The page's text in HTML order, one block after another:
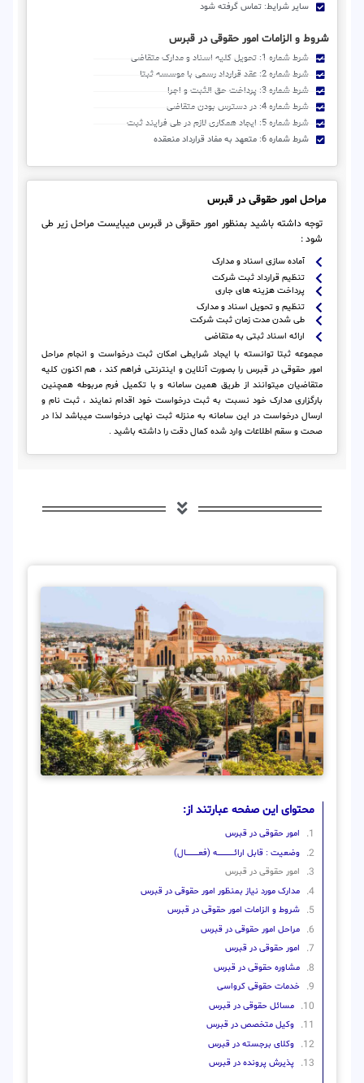
سایر شرایط: تماس گرفته شود
شروط و الزامات امور حقوقی در قبرس
شرط شماره 1: تحویل کلیه اسناد و مدارک متقاضی
شرط شماره 2: عقد قرارداد رسمی با موسسه ثبتا
شرط شماره 3: پرداخت حق الثبت و اجرا
شرط شماره 4: در دسترس بودن متقاضی
شرط شماره 5: ایجاد همکاری لازم در طی فرایند ثبت
شرط شماره 6: متعهد به مفاد قرارداد منعقده
مراحل امور حقوقی در قبرس
توجه داشته باشید بمنظور امور حقوقی در قبرس میبایست مراحل زیر طی
شود :
آماده سازی اسناد و مدارک
تنظیم قرارداد ثبت شرکت
پرداخت هزینه های جاری
تنظیم و تحویل اسناد و مدارک
طی شدن مدت زمان ثبت شرکت
ارائه اسناد ثبتی به متقاضی
مجموعه ثبتا توانسته با ایجاد شرایطی امکان ثبت درخواست و انجام مراحل
امور حقوقی در قبرس را بصورت آنلاین و اینترنتی فراهم کند ، هم اکنون کلیه
متقاضیان میتوانند از طریق همین سامانه و با تکمیل فرم مربوطه همچنین
بارگزاری مدارک خود نسبت به ثبت درخواست خود اقدام نمایند ، ثبت نام و
ارسال درخواست در این سامانه به منزله ثبت نهایی درخواست میباشد لذا در
صحت و سقم اطلاعات وارد شده کمال دقت را داشته باشید .
محتوای این صفحه عبارتند از:
امور حقوقی در قبرس
وضعیت : قابل ارائــــــــــــــــــــه (فعـــــــــــــــال)
امور حقوقی در قبرس
مدارک مورد نیاز بمنظور امور حقوقی در قبرس
شروط و الزامات امور حقوقی در قبرس
مراحل امور حقوقی در قبرس
امور حقوقی در قبرس
مشاوره حقوقی در قبرس
خدمات حقوقی کرواسی
مسائل حقوقی در قبرس
وکیل متخصص در قبرس
وکلای برجسته در قبرس
پذیرش پرونده در قبرس